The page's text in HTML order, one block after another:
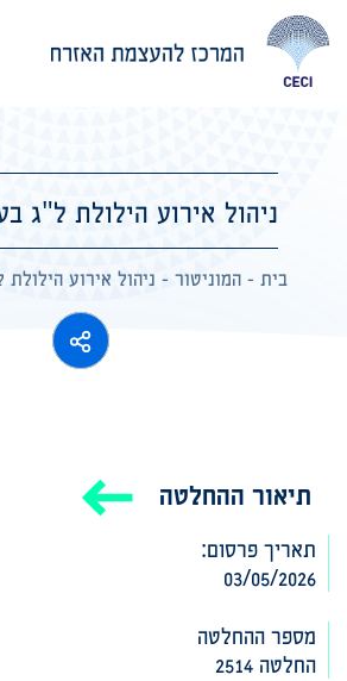
ניהול אירוע הילולת ל"ג
בית - המוניטור - ניהול אירוע
תיאור ההחלטה
תאריך פרסום:
03/05/2026
מספר ההחלטה
החלטה 2514